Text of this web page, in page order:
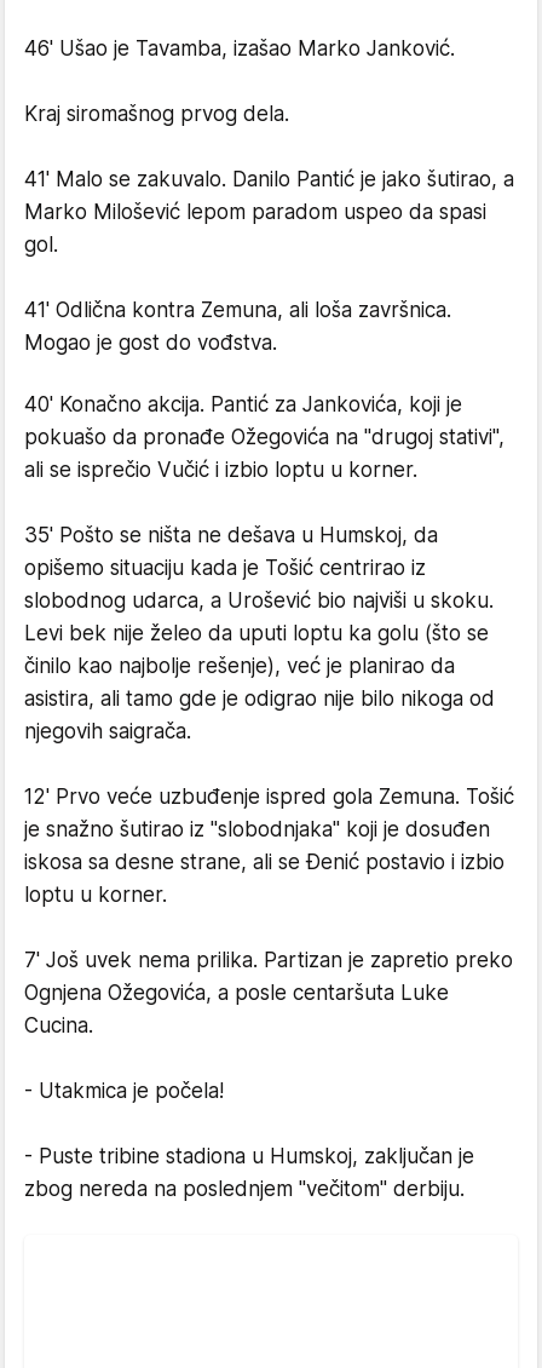
46' Ušao je Tavamba, izašao Marko Janković.
Kraj siromašnog prvog dela.
41' Malo se zakuvalo. Danilo Pantić je jako šutirao, a
Marko Milošević lepom paradom uspeo da spasi
gol.
41' Odlična kontra Zemuna, ali loša završnica.
Mogao je gost do vođstva.
40' Konačno akcija. Pantić za Jankovića, koji je
pokuašo da pronađe Ožegovića na "drugoj stativi",
ali se isprečio Vučić i izbio loptu u korner.
35' Pošto se ništa ne dešava u Humskoj, da
opišemo situaciju kada je Tošić centrirao iz
slobodnog udarca, a Urošević bio najviši u skoku.
Levi bek nije želeo da uputi loptu ka golu (što se
činilo kao najbolje rešenje), već je planirao da
asistira, ali tamo gde je odigrao nije bilo nikoga od
njegovih saigrača.
12' Prvo veće uzbuđenje ispred gola Zemuna. Tošić
je snažno šutirao iz "slobodnjaka" koji je dosuđen
iskosa sa desne strane, ali se Đenić postavio i izbio
loptu u korner.
7' Još uvek nema prilika. Partizan je zapretio preko
Ognjena Ožegovića, a posle centaršuta Luke
Cucina.
- Utakmica je počela!
- Puste tribine stadiona u Humskoj, zaključan je
zbog nereda na poslednjem "večitom" derbiju.